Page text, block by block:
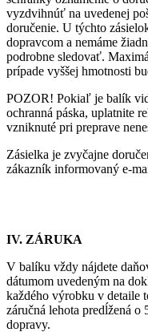
vyzdvihnúť na uvedenej
doručenie. U týchto
dopravcom a nemáme
podrobne sledovať.
prípade vyššej hmotnosti
POZOR! Pokiaľ je balík
ochranná páska, uplatnite
vzniknuté pri preprave
Zásielka je zvyčajne
zákazník informovaný e-
IV. ZÁRUKA
V balíku vždy nájdete
dátumom uvedeným na
každého výrobku v detaile
záručná lehota predĺžená o
dopravy.